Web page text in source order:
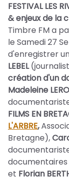
FESTIVAL LES
& enjeux de la
Timbre FM a
le Samedi 27
d'enregistrer
LEBEL
création d'un
Madeleine
FILMS EN
L'ARBRE,
Bretagne),
documentaires
et Florian